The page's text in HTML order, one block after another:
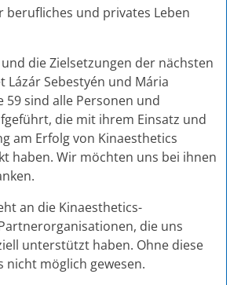
berufliches und privates Leben
die Zielsetzungen der nächsten
Lázár Sebestyén und Mária
59 sind alle Personen und
die mit ihrem Einsatz und
am Erfolg von Kinaesthetics
haben. Wir möchten uns bei ihnen
an die Kinaesthetics-
die uns
unterstützt haben. Ohne diese
nicht möglich gewesen.